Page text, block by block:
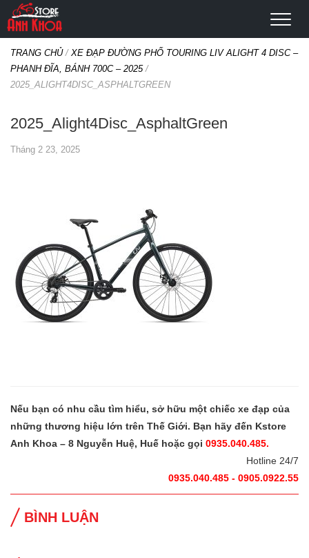
TRANG CHỦ/ XE ĐẠP ĐƯỜNG PHỐ TOURING LIV ALIGHT 4 DISC –
PHANH ĐĨA, BÁNH 700C – 2025/
2025_ALIGHT4DISC_ASPHALTGREEN
2025_Alight4Disc_AsphaltGreen
Tháng 2 23, 2025
Nếu bạn có nhu cầu tìm hiểu, sở hữu một chiếc xe đạp của
những thương hiệu lớn trên Thế Giới. Bạn hãy đến Kstore
Anh Khoa – 8 Nguyễn Huệ, Huế hoặc gọi 0935.040.485.
Hotline 24/7
0935.040.485 - 0905.0922.55
BÌNH LUẬN